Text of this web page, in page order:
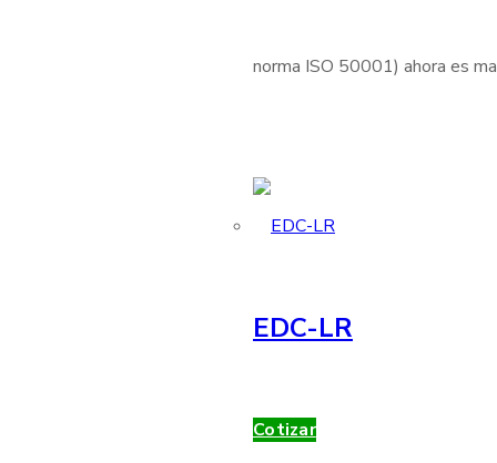
norma ISO 50001) ahora es
EDC-LR
Cotizar